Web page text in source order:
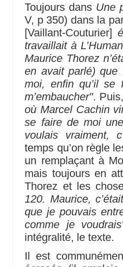
Toujours dans Une
V, p 350) dans la
[Vaillant-Couturier]
travaillait à
Maurice Thorez
en avait parlé) que
moi, enfin qu’il se
m’embaucher".
où Marcel Cachin
se faire de moi
voulais vraiment,
temps qu’on règle
un remplaçant à
mais toujours en
Thorez et les
120. Maurice,
que je pouvais
comme je
intégralité, le texte.
Il est